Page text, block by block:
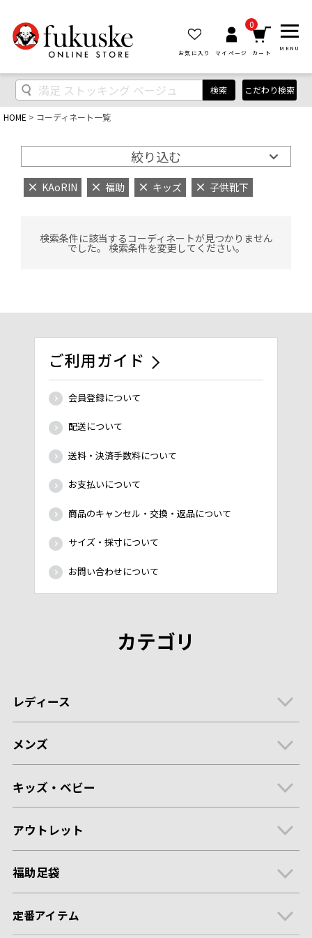
お気に入り マイページ
0
カート
MENU
検索 こだわり検索
HOME コーディネート一覧
絞り込む
KAoRIN 福助 キッズ 子供靴下
検索条件に該当するコーディネートが見つかりません
でした。 検索条件を変更してください。
ご利用ガイド
会員登録について
配送について
送料・決済手数料について
お支払いについて
商品のキャンセル・交換・返品について
サイズ・採寸について
お問い合わせについて
カテゴリ
レディース
メンズ
キッズ・ベビー
アウトレット
福助足袋
定番アイテム